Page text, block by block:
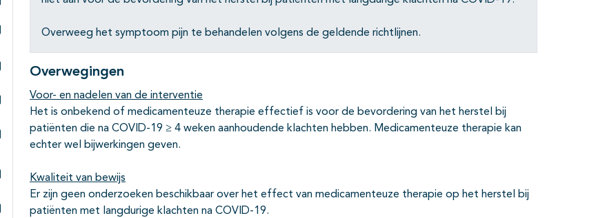
Subpagina's open- en dichtklappen
Subpagina's open- en dichtklappen
Subpagina's open- en dichtklappen
Overweeg het symptoom pijn te behandelen volgens de geldende richtlijnen.
Overwegingen
Voor- en nadelen van de interventie
Het is onbekend of medicamenteuze therapie effectief is voor de bevordering van het herstel bij
patiënten die na COVID-19 ≥ 4 weken aanhoudende klachten hebben. Medicamenteuze therapie kan
echter wel bijwerkingen geven.
Kwaliteit van bewijs
Er zijn geen onderzoeken beschikbaar over het effect van medicamenteuze therapie op het herstel bij
patiënten met langdurige klachten na COVID-19.